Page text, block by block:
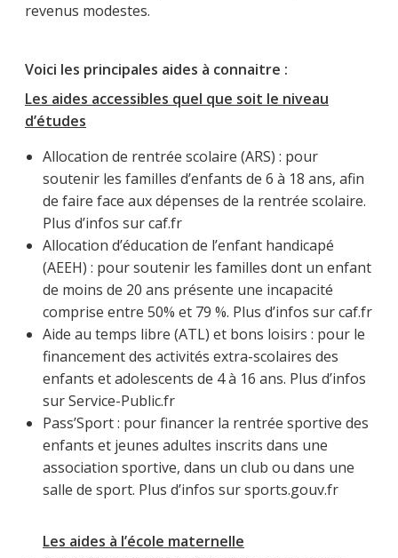
revenus modestes.
Voici les principales aides à connaitre :
Les aides accessibles quel que soit le niveau
d’études
Allocation de rentrée scolaire (ARS) : pour
soutenir les familles d’enfants de 6 à 18 ans, afin
de faire face aux dépenses de la rentrée scolaire.
Plus d’infos sur caf.fr
Allocation d’éducation de l’enfant handicapé
(AEEH) : pour soutenir les familles dont un enfant
de moins de 20 ans présente une incapacité
comprise entre 50% et 79 %. Plus d’infos sur caf.fr
Aide au temps libre (ATL) et bons loisirs : pour le
financement des activités extra-scolaires des
enfants et adolescents de 4 à 16 ans. Plus d’infos
sur Service-Public.fr
Pass’Sport : pour financer la rentrée sportive des
enfants et jeunes adultes inscrits dans une
association sportive, dans un club ou dans une
salle de sport. Plus d’infos sur sports.gouv.fr
Les aides à l’école maternelle